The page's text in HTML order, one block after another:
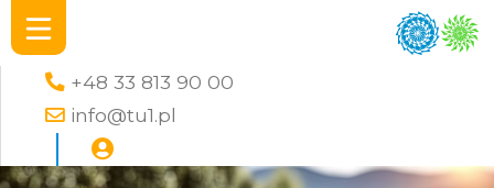
+48 33 813 90 00
info@tu1.pl